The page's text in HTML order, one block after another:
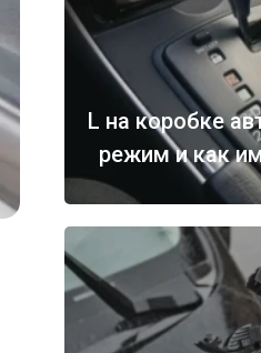
L на коробке
режим и как